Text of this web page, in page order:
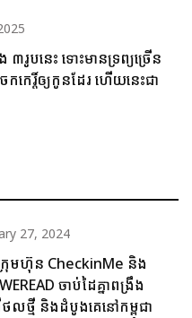
៣រូបនេះ ទោះមានទ្រព្យច្រើន
កេរ្តិ៍ឲ្យកូនដែរ ហើយនេះជា
27, 2024
រុមហ៊ុន CheckinMe និង
ចាប់ដៃគ្នាពង្រឹង
លថ្មី និងដំបូងគេនៅកម្ពុជា